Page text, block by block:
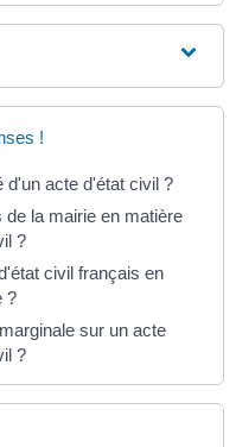
!
d'un acte d'état civil ?
la mairie en matière
?
civil français en
?
sur un acte
?